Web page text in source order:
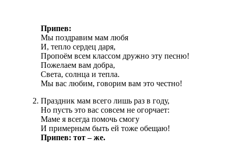
Припев:
Мы поздравим мам любя
И, тепло сердец даря,
Пропоём всем классом дружно эту песню!
Пожелаем вам добра,
Света, солнца и тепла.
Мы вас любим, говорим вам это честно!
Праздник мам всего лишь раз в году,
Но пусть это вас совсем не огорчает:
Маме я всегда помочь смогу
И примерным быть ей тоже обещаю!
Припев: тот – же.